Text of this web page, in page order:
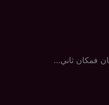
فمكان ثاني…